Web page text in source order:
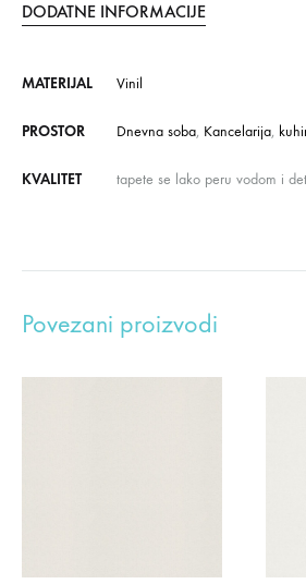
DODATNE INFORMACIJE
MATERIJAL Vinil
PROSTOR Dnevna soba, Kancelarija,
KVALITET tapete se lako peru vodom i
Povezani proizvodi